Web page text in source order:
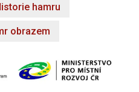
hamru
obrazem